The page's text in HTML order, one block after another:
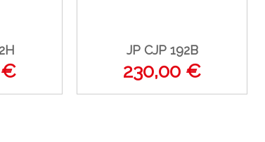
€
JP CJP 192B
230,00 €